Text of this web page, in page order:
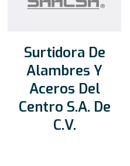
Surtidora De
Alambres Y
Aceros Del
Centro S.A. De
C.V.